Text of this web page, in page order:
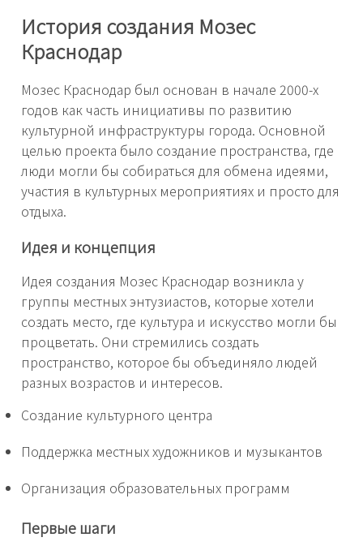
История создания Мозес
Краснодар
Мозес Краснодар был основан в начале 2000-х
годов как часть инициативы по развитию
культурной инфраструктуры города. Основной
целью проекта было создание пространства, где
люди могли бы собираться для обмена идеями,
участия в культурных мероприятиях и просто для
отдыха.
Идея и концепция
Идея создания Мозес Краснодар возникла у
группы местных энтузиастов, которые хотели
создать место, где культура и искусство могли бы
процветать. Они стремились создать
пространство, которое бы объединяло людей
разных возрастов и интересов.
Создание культурного центра
Поддержка местных художников и музыкантов
Организация образовательных программ
Первые шаги